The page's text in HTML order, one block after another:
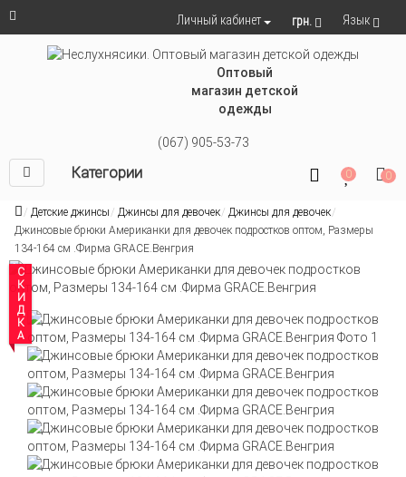
Личный кабинет грн. Язык
Оптовый
магазин детской
одежды
(067) 905-53-73
Категории 0 0
Детские джинсы Джинсы для девочек
Джинсы для девочек
Джинсовые брюки Американки для девочек подростков оптом, Размеры
134-164 см .Фирма GRACE.Венгрия
СКИДКА